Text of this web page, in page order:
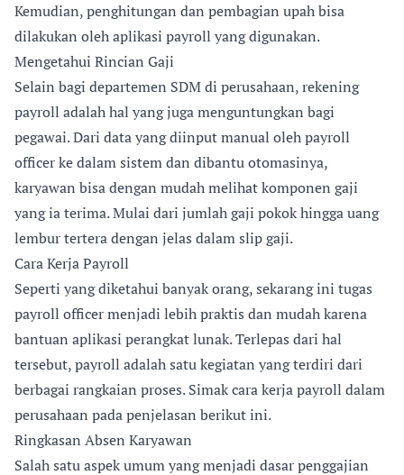
Kemudian, penghitungan dan pembagian upah bisa
dilakukan oleh aplikasi payroll yang digunakan.
Mengetahui Rincian Gaji
Selain bagi departemen SDM di perusahaan, rekening
payroll adalah hal yang juga menguntungkan bagi
pegawai. Dari data yang diinput manual oleh payroll
officer ke dalam sistem dan dibantu otomasinya,
karyawan bisa dengan mudah melihat komponen gaji
yang ia terima. Mulai dari jumlah gaji pokok hingga uang
lembur tertera dengan jelas dalam slip gaji.
Cara Kerja Payroll
Seperti yang diketahui banyak orang, sekarang ini tugas
payroll officer menjadi lebih praktis dan mudah karena
bantuan aplikasi perangkat lunak. Terlepas dari hal
tersebut, payroll adalah satu kegiatan yang terdiri dari
berbagai rangkaian proses. Simak cara kerja payroll dalam
perusahaan pada penjelasan berikut ini.
Ringkasan Absen Karyawan
Salah satu aspek umum yang menjadi dasar penggajian